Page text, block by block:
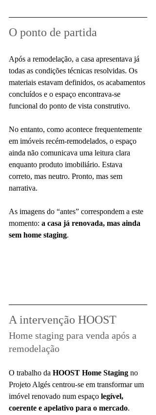
O ponto de partida
Após a remodelação, a casa apresentava já
todas as condições técnicas resolvidas. Os
materiais estavam definidos, os acabamentos
concluídos e o espaço encontrava-se
funcional do ponto de vista construtivo.
No entanto, como acontece frequentemente
em imóveis recém-remodelados, o espaço
ainda não comunicava uma leitura clara
enquanto produto imobiliário. Estava
correto, mas neutro. Pronto, mas sem
narrativa.
As imagens do “antes” correspondem a este
momento: a casa já renovada, mas ainda
sem home staging.
A intervenção HOOST
Home staging para venda após a
remodelação
O trabalho da HOOST Home Staging no
Projeto Algés centrou-se em transformar um
imóvel renovado num espaço legível,
coerente e apelativo para o mercado.